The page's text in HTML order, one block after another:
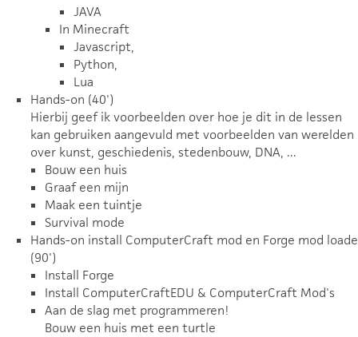
JAVA
In Minecraft
Javascript,
Python,
Lua
Hands-on (40')
Hierbij geef ik voorbeelden over hoe je dit in de lessen
kan gebruiken aangevuld met voorbeelden van werelden
over kunst, geschiedenis, stedenbouw, DNA, ...
Bouw een huis
Graaf een mijn
Maak een tuintje
Survival mode
Hands-on install ComputerCraft mod en Forge mod
(90')
Install Forge
Install ComputerCraftEDU & ComputerCraft Mod's
Aan de slag met programmeren!
Bouw een huis met een turtle